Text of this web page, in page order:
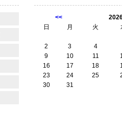
<<
日
月 火
2
3 4
9
10 11
16
17 18
23
24 25
30
31